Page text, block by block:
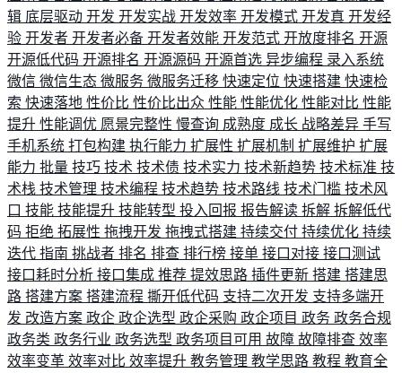
辑 底层驱动 开发 开发实战 开发效率 开发模式 开发真 开发经
验 开发者 开发者必备 开发者效能 开发范式 开放度排名 开源
开源低代码 开源排名 开源源码 开源首选 异步编程 录入系统
微信 微信生态 微服务 微服务迁移 快速定位 快速搭建 快速检
索 快速落地 性价比 性价比出众 性能 性能优化 性能对比 性能
提升 性能调优 愿景完整性 慢查询 成熟度 成长 战略差异 手写
手机系统 打包构建 执行能力 扩展性 扩展机制 扩展维护 扩展
能力 批量 技巧 技术 技术债 技术实力 技术新趋势 技术标准 技
术栈 技术管理 技术编程 技术趋势 技术路线 技术门槛 技术风
口 技能 技能提升 技能转型 投入回报 报告解读 拆解 拆解低代
码 拒绝 拓展性 拖拽开发 拖拽式搭建 持续交付 持续优化 持续
迭代 指南 挑战者 排名 排查 排行榜 接单 接口对接 接口测试
接口耗时分析 接口集成 推荐 提效思路 插件更新 搭建 搭建思
路 搭建方案 搭建流程 撕开低代码 支持二次开发 支持多端开
发 改造方案 政企 政企选型 政企采购 政企项目 政务 政务合规
政务类 政务行业 政务选型 政务项目可用 故障 故障排查 效率
效率变革 效率对比 效率提升 教务管理 教学思路 教程 教育全